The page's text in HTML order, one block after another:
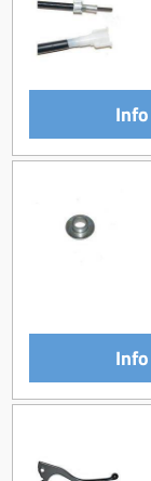
Info
Info